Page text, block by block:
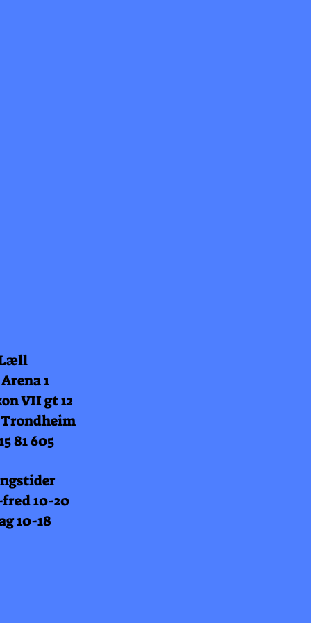
1
VII gt 12
Trondheim
81 605
10-20
10-18